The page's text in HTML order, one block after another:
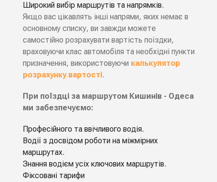
Широкий вибір маршрутів та напрямків.
Якщо вас цікавлять інші напрями, яких немає в
основному списку, ви завжди можете
самостійно розрахувати вартість поїздки,
враховуючи клас автомобіля та необхідні пункти
призначення, використовуючи калькулятор
розрахунку вартості.
При поїздці за маршрутом Кишинів - Одеса
ми забезпечуємо:
Професійного та ввічливого водія.
Водiї з досвідом роботи на мiжмiрних
маршрутах.
Знання водієм усіх ключових маршрутів.
Фіксовані тарифи